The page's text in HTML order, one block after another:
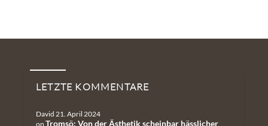
Neueste Kommentare
LETZTE KOMMENTARE
David 21. April 2024
on Tromsö: Von der Ästhetik scheinbar hässlicher